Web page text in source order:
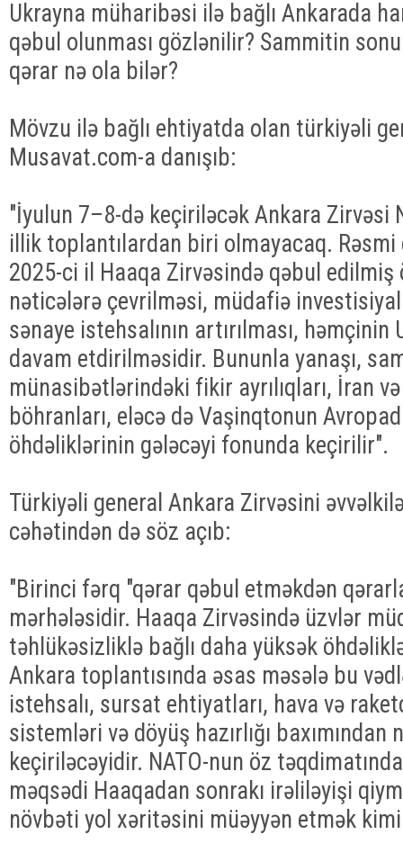
Ukrayna müharibəsi ilə bağlı Ankarada
qəbul olunması gözlənilir? Sammitin
qərar nə ola bilər?
Mövzu ilə bağlı ehtiyatda olan türkiyəli
Musavat.com-a danışıb:
"İyulun 7–8-də keçiriləcək Ankara Zirvəsi
illik toplantılardan biri olmayacaq.
2025-ci il Haaqa Zirvəsində qəbul
nəticələrə çevrilməsi, müdafiə
sənaye istehsalının artırılması,
davam etdirilməsidir. Bununla yanaşı,
münasibətlərindəki fikir ayrılıqları, İran və
böhranları, eləcə də Vaşinqtonun
öhdəliklərinin gələcəyi fonunda keçirilir".
Türkiyəli general Ankara Zirvəsini
cəhətindən də söz açıb:
"Birinci fərq "qərar qəbul etməkdən
mərhələsidir. Haaqa Zirvəsində üzvlər
təhlükəsizliklə bağlı daha yüksək
Ankara toplantısında əsas məsələ bu
istehsalı, sursat ehtiyatları, hava və
sistemləri və döyüş hazırlığı baxımından
keçiriləcəyidir. NATO-nun öz
məqsədi Haaqadan sonrakı irəliləyişi
növbəti yol xəritəsini müəyyən etmək